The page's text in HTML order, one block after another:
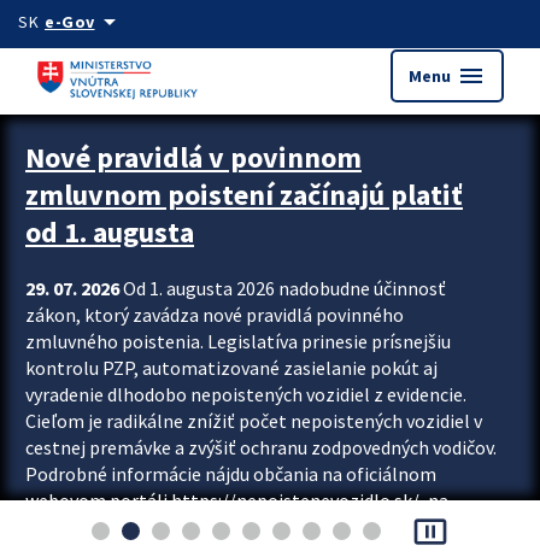
Preskocit na hlavný obsah
SK e-Govarrow_drop_down
Menu menu
Zastavit automatický posun upútavok
Nové pravidlá v povinnom
zmluvnom poistení začínajú platiť
od 1. augusta
29. 07. 2026Od 1. augusta 2026 nadobudne účinnosť
zákon, ktorý zavádza nové pravidlá povinného
zmluvného poistenia. Legislatíva prinesie prísnejšiu
kontrolu PZP, automatizované zasielanie pokút aj
vyradenie dlhodobo nepoistených vozidiel z evidencie.
Cieľom je radikálne znížiť počet nepoistených vozidiel v
cestnej premávke a zvýšiť ochranu zodpovedných vodičov.
Podrobné informácie nájdu občania na oficiálnom
webovom portáli https://nepoistenevozidlo.sk/, na
ktorom od augusta pribudne aj možnosť overiť si...
pause_presentation